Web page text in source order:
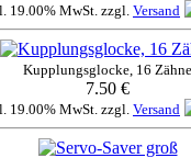
19.00% MwSt. zzgl. Versand
Kupplungsglocke, 16 Zähne
7.50 €
19.00% MwSt. zzgl. Versand